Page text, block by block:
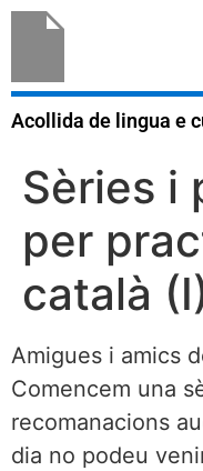
Acollida de lingua e
Sèries i
per
català
Amigues i amics
Comencem una
recomanacions
dia no podeu